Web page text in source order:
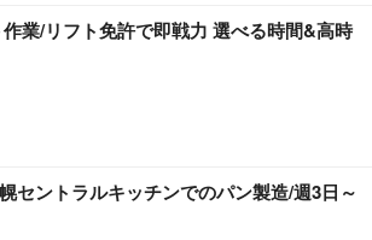
業/リフト免許で即戦力 選べる時間&高時
セントラルキッチンでのパン製造/週3日～